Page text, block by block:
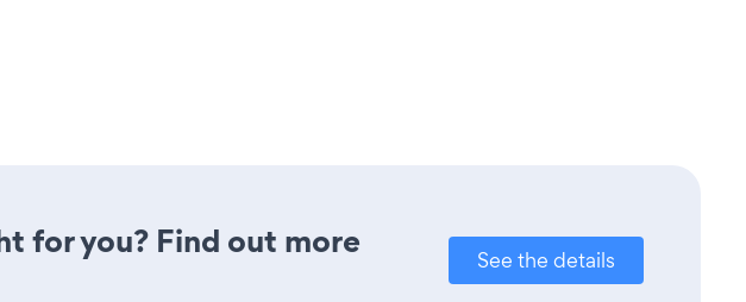
for you? Find out more
See the details